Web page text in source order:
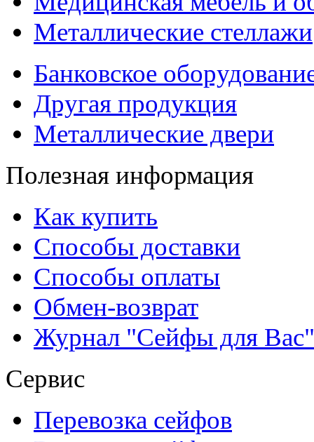
Металлические стеллажи
Банковское
Другая продукция
Металлические двери
Полезная информация
Как купить
Способы доставки
Способы оплаты
Обмен-возврат
Журнал "Сейфы для Вас"
Сервис
Перевозка сейфов